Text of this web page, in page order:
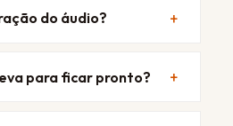
do áudio?
para ficar pronto?